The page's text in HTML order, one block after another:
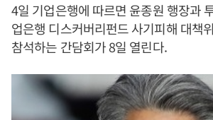
4일 기업은행에 따르면 윤종원 행장과
업은행 디스커버리펀드 사기피해 대책
참석하는 간담회가 8일 열린다.